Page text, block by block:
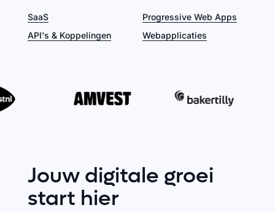
SaaS
API's & Koppelingen
Progressive Web Apps
Webapplicaties
Jouw digitale groei
start hier